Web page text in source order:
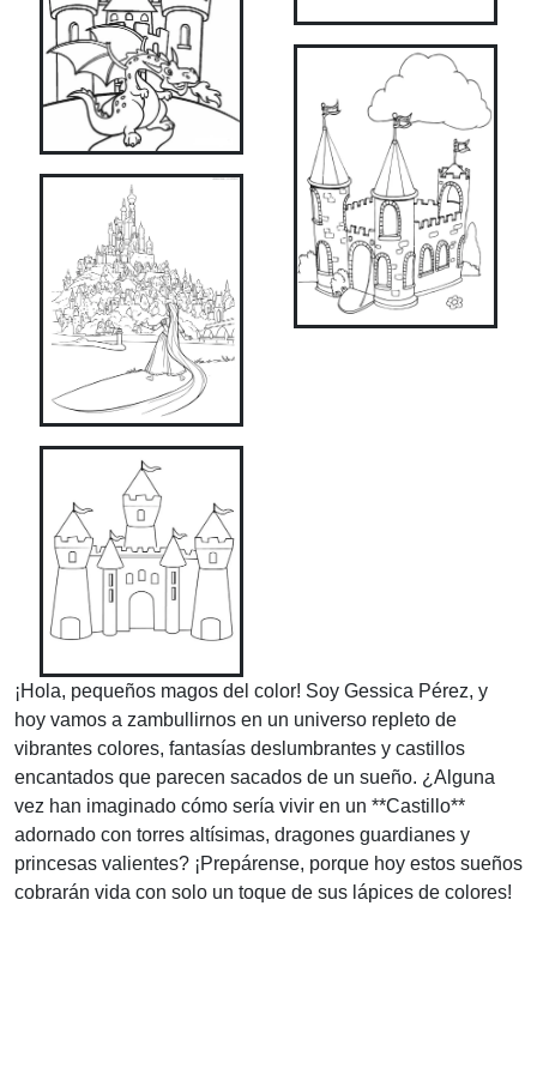
¡Hola, pequeños magos del color! Soy Gessica Pérez, y
hoy vamos a zambullirnos en un universo repleto de
vibrantes colores, fantasías deslumbrantes y castillos
encantados que parecen sacados de un sueño. ¿Alguna
vez han imaginado cómo sería vivir en un **Castillo**
adornado con torres altísimas, dragones guardianes y
princesas valientes? ¡Prepárense, porque hoy estos sueños
cobrarán vida con solo un toque de sus lápices de colores!